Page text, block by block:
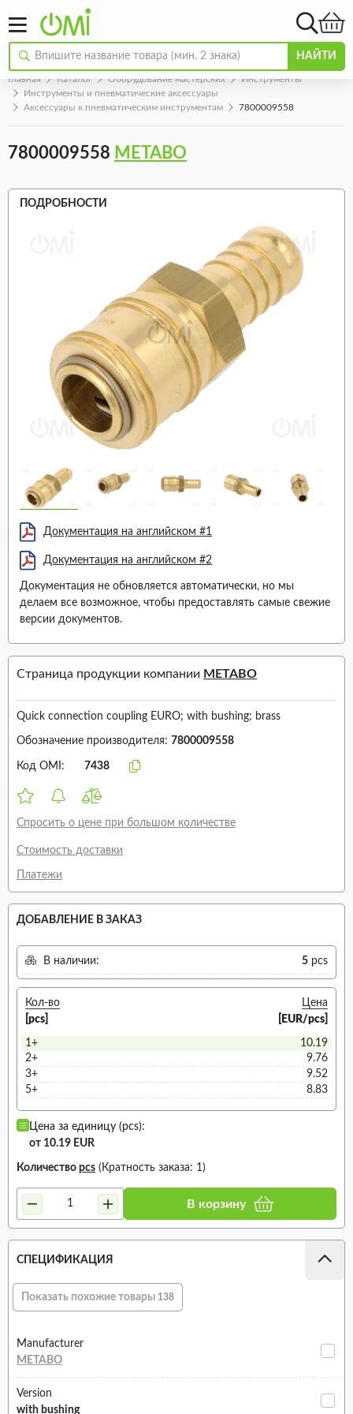
НАЙТИ
Главная Каталог Оборудование мастерских
Инструменты
Инструменты и пневматические аксессуары
Аксессуары к пневматическим инструментам
7800009558
7800009558 METABO
ПОДРОБНОСТИ
Документация на английском #1
Документация на английском #2
Документация не обновляется автоматически, но мы
делаем все возможное, чтобы предоставлять самые свежие
версии документов.
Страница продукции компании METABO
Quick connection coupling EURO; with bushing; brass
Обозначение производителя: 7800009558
Код OMI: 7438
Спросить о цене при большом количестве
Стоимость доставки
Платежи
ДОБАВЛЕНИЕ В ЗАКАЗ
В наличии: 5 pcs
Кол-во
[pcs]
Цена
[EUR/pcs]
1+
10.19
2+
9.76
3+
9.52
5+
8.83
Цена за единицу (pcs):
от 10.19 EUR
Количество pcs (Кратность заказа: 1)
В корзину
СПЕЦИФИКАЦИЯ
Показать похожие товары 138
Manufacturer
METABO
Version
with bushing